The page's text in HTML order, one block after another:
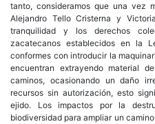
tanto, consideramos que una vez
Alejandro Tello Cristerna y
tranquilidad y los derechos
zacatecanos establecidos en la
conformes con introducir la
encuentran extrayendo material
caminos, ocasionando un daño
recursos sin autorización, esto
ejido. Los impactos por la
biodiversidad para ampliar un